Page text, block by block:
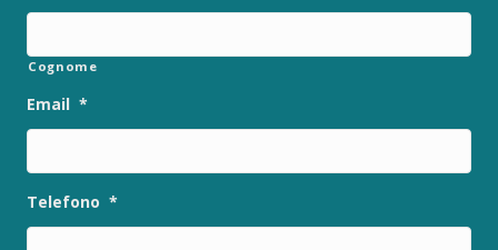
Cognome
Email *
Telefono *